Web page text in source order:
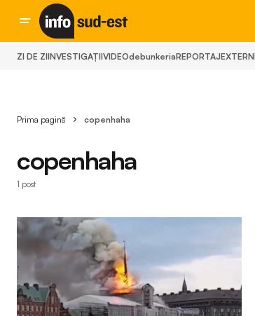
ZI DE ZIINVESTIGAȚIIVIDEOdebunkeriaREPORTAJ
Prima pagină copenhaha
copenhaha
1 post